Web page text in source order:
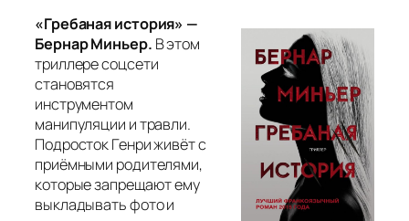
«Гребаная история» —
Бернар Миньер. В этом
триллере соцсети
становятся
инструментом
манипуляции и травли.
Подросток Генри живёт с
приёмными родителями,
которые запрещают ему
выкладывать фото и